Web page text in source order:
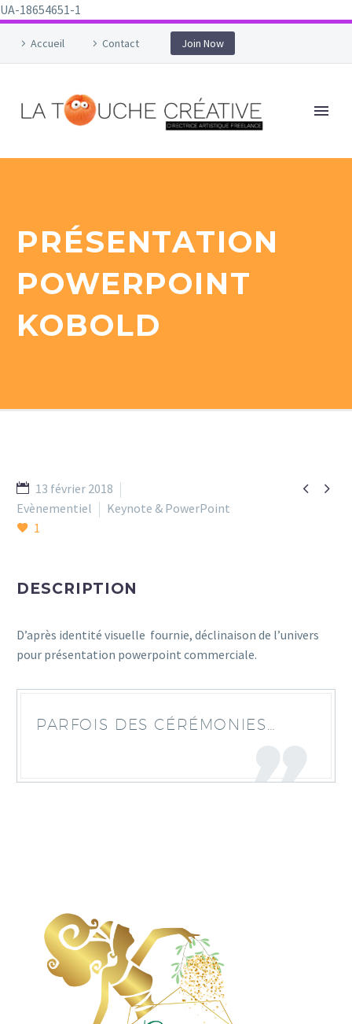
UA-18654651-1
Accueil Contact Join Now
PRÉSENTATION
POWERPOINT
KOBOLD
 
13 février 2018
Evènementiel
Keynote & PowerPoint
1
DESCRIPTION
D’après identité visuelle fournie, déclinaison de l’univers
pour présentation powerpoint commerciale.
PARFOIS DES CÉRÉMONIES…